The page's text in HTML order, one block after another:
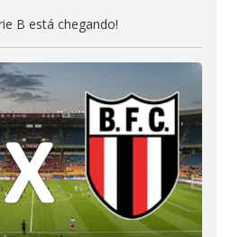
B está chegando!